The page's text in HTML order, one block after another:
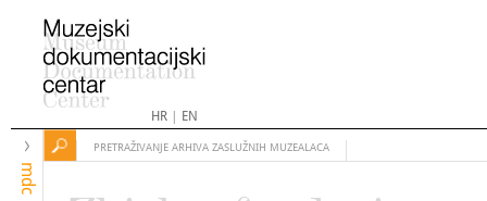
HR| EN
mdc
PRETRAŽIVANJE ARHIVA ZASLUŽNIH MUZEALACA